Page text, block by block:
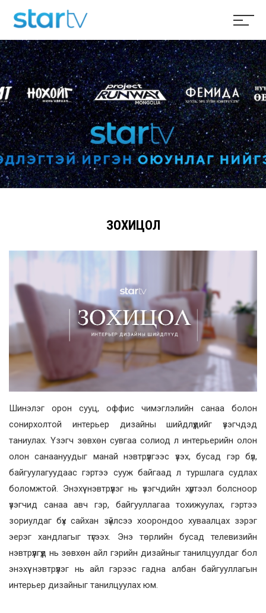
ЗОХИЦОЛ
Шинэлэг орон сууц, оффис чимэглэлийн санаа болон
сонирхолтой интерьер дизайны шийдлүүдийг үзэгчдэд
таниулах. Үзэгч зөвхөн сувгаа солиод л интерьерийн олон
олон санаануудыг манай нэвтрүүлгээс үзэх, бусад гэр бүл,
байгуулагуудаас гэртээ сууж байгаад л туршлага судлах
боломжтой. Энэхүү нэвтрүүлэг нь үзэгчдийн хүртээл болсноор
үзэгчид санаа авч гэр, байгууллагаа тохижуулах, гэртээ
зориулдаг бүх сайхан зүйлсээ хоорондоо хуваалцах зэрэг
эерэг хандлагыг түгээх. Энэ төрлийн бусад телевизийн
нэвтрүүлгүүд нь зөвхөн айл гэрийн дизайныг танилцуулдаг бол
энэхүү нэвтрүүлэг нь айл гэрээс гадна албан байгууллагын
интерьер дизайныг танилцуулах юм.